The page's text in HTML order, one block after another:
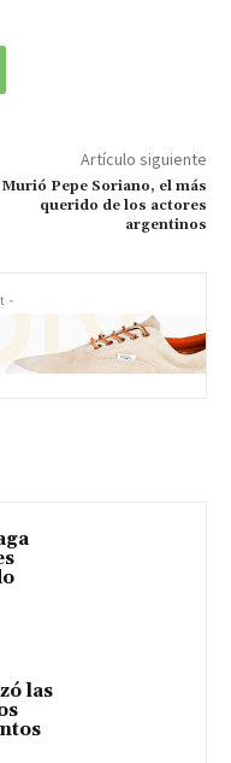
Artículo siguiente
Murió Pepe Soriano, el más
querido de los actores
argentinos
-
las